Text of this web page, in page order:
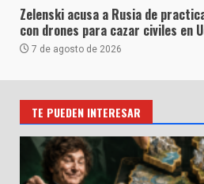
Zelenski acusa a Rusia de
con drones para cazar civiles en
7 de agosto de 2026
TE PUEDEN INTERESAR